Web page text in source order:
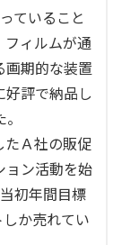
ていること
ィルムが通
画期的な装置
評で納品し
Ａ社の販促
ョン活動を始
初年間目標
か売れてい